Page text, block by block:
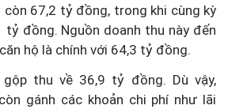
67,2 tỷ đồng, trong khi cùng kỳ
đồng. Nguồn doanh thu này đến
hộ là chính với 64,3 tỷ đồng.
gộp thu về 36,9 tỷ đồng. Dù vậy,
gánh các khoản chi phí như lãi